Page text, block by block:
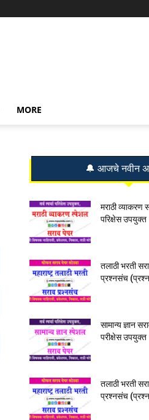
MORE
🔔 आजचे नवीन
मराठी व्याकरण
परिक्षेस उपयुक्त
तलाठी भरती
प्रश्नसंच
सामान्य ज्ञान
परीक्षेस उपयुक्त
तलाठी भरती
प्रश्नसंच